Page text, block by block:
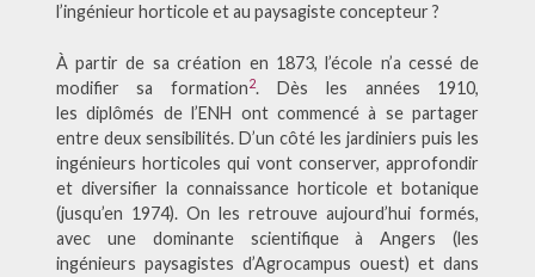
l’ingénieur horticole et au paysagiste concepteur ?
À partir de sa création en 1873, l’école n’a cessé de
modifier sa formation2. Dès les années 1910,
les diplômés de l’ENH ont commencé à se partager
entre deux sensibilités. D’un côté les jardiniers puis les
ingénieurs horticoles qui vont conserver, approfondir
et diversifier la connaissance horticole et botanique
(jusqu’en 1974). On les retrouve aujourd’hui formés,
avec une dominante scientifique à Angers (les
ingénieurs paysagistes d’Agrocampus ouest) et dans